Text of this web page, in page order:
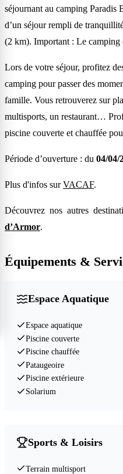
séjournant au camping Paradis
d’un séjour rempli de
(2 km). Important : Le camping
Lors de votre séjour, profitez
camping pour passer des
famille. Vous retrouverez sur
multisports, un restaurant…
piscine couverte et chauffée
Période d’ouverture : du 04/04/
Plus d'infos surVACAF.
Découvrez nos autres
d’Armor.
Équipements &
Espace Aquatique
Espace aquatique
Piscine couverte
Piscine chauffée
Pataugeoire
Piscine extérieure
Solarium
Sports & Loisirs
Terrain multisport